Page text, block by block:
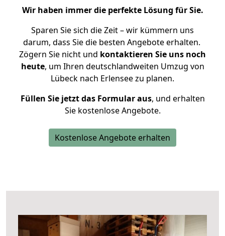
Wir haben immer die perfekte Lösung für Sie.
Sparen Sie sich die Zeit – wir kümmern uns
darum, dass Sie die besten Angebote erhalten.
Zögern Sie nicht und kontaktieren Sie uns noch
heute, um Ihren deutschlandweiten Umzug von
Lübeck nach Erlensee zu planen.
Füllen Sie jetzt das Formular aus, und erhalten
Sie kostenlose Angebote.
Kostenlose Angebote erhalten